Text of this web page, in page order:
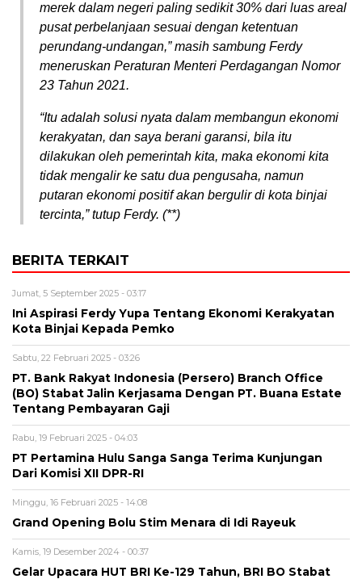
merek dalam negeri paling sedikit 30% dari luas areal
pusat perbelanjaan sesuai dengan ketentuan
perundang-undangan,” masih sambung Ferdy
meneruskan Peraturan Menteri Perdagangan Nomor
23 Tahun 2021.
“Itu adalah solusi nyata dalam membangun ekonomi
kerakyatan, dan saya berani garansi, bila itu
dilakukan oleh pemerintah kita, maka ekonomi kita
tidak mengalir ke satu dua pengusaha, namun
putaran ekonomi positif akan bergulir di kota binjai
tercinta,” tutup Ferdy. (**)
BERITA TERKAIT
Jumat, 5 September 2025 - 03:17
Ini Aspirasi Ferdy Yupa Tentang Ekonomi Kerakyatan
Kota Binjai Kepada Pemko
Sabtu, 22 Februari 2025 - 03:26
PT. Bank Rakyat Indonesia (Persero) Branch Office
(BO) Stabat Jalin Kerjasama Dengan PT. Buana Estate
Tentang Pembayaran Gaji
Rabu, 19 Februari 2025 - 04:03
PT Pertamina Hulu Sanga Sanga Terima Kunjungan
Dari Komisi XII DPR-RI
Minggu, 16 Februari 2025 - 14:08
Grand Opening Bolu Stim Menara di Idi Rayeuk
Kamis, 19 Desember 2024 - 00:37
Gelar Upacara HUT BRI Ke-129 Tahun, BRI BO Stabat